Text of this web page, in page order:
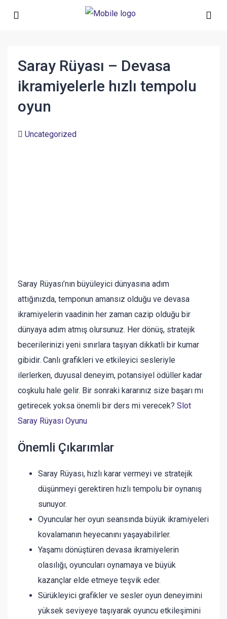
Saray Rüyası – Devasa
ikramiyelerle hızlı tempolu
oyun
Uncategorized
Saray Rüyası’nın büyüleyici dünyasına adım
attığınızda, temponun amansız olduğu ve devasa
ikramiyelerin vaadinin her zaman cazip olduğu bir
dünyaya adım atmış olursunuz. Her dönüş, stratejik
becerilerinizi yeni sınırlara taşıyan dikkatli bir kumar
gibidir. Canlı grafikleri ve etkileyici sesleriyle
ilerlerken, duyusal deneyim, potansiyel ödüller kadar
coşkulu hale gelir. Bir sonraki kararınız size başarı mı
getirecek yoksa önemli bir ders mi verecek? Slot
Saray Rüyası Oyunu
Önemli Çıkarımlar
Saray Rüyası, hızlı karar vermeyi ve stratejik
düşünmeyi gerektiren hızlı tempolu bir oynanış
sunuyor.
Oyuncular her oyun seansında büyük ikramiyeleri
kovalamanın heyecanını yaşayabilirler.
Yaşamı dönüştüren devasa ikramiyelerin
olasılığı, oyuncuları oynamaya ve büyük
kazançlar elde etmeye teşvik eder.
Sürükleyici grafikler ve sesler oyun deneyimini
yüksek seviyeye taşıyarak oyuncu etkileşimini